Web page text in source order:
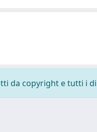
da copyright e tutti i